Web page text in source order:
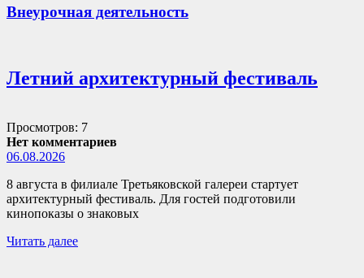
Внеурочная деятельность
Летний архитектурный фестиваль
Просмотров: 7
Нет комментариев
06.08.2026
8 августа в филиале Третьяковской галереи стартует
архитектурный фестиваль. Для гостей подготовили
кинопоказы о знаковых
Читать далее